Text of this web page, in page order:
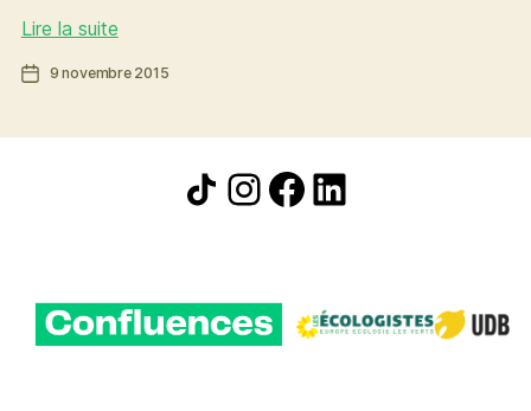
Lire la suiteLes
e-
l’annulation
rennais
Date9 novembre 2015
Icône de partage
Instagram
Facebook
LinkedIn